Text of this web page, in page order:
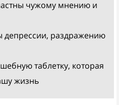
чужому мнению и
депрессии, раздражению
таблетку, которая
жизнь